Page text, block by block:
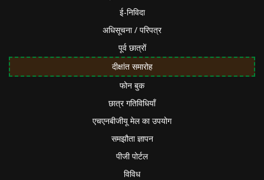
ई-निविदा
अधिसूचना / परिपत्र
पूर्व छात्रों
दीक्षांत समारोह
फोन बुक
छात्र गतिविधियाँ
एचएनबीजीयू मेल का उपयोग
समझौता ज्ञापन
पीजी पोर्टल
विविध